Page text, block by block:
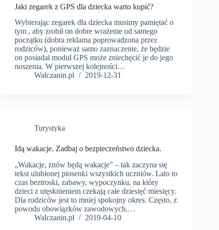
Jaki zegarek z GPS dla dziecka warto kupić?
Wybierając zegarek dla dziecka musimy pamiętać o
tym , aby zrobił on dobre wrażenie od samego
początku (dobra reklama poprowadzona przez
rodziców), ponieważ samo zaznaczenie, że będzie
on posiadał moduł GPS może zniechęcić je do jego
noszenia. W pierwszej kolejności…
Walczanin.pl
2019-12-31
Turystyka
Idą wakacje. Zadbaj o bezpieczeństwo dziecka.
„Wakacje, znów będą wakacje” – tak zaczyna się
tekst ulubionej piosenki wszystkich uczniów. Lato to
czas beztroski, zabawy, wypoczynku, na który
dzieci z utęsknieniem czekają całe dziesięć miesięcy.
Dla rodziców jest to mniej spokojny okres. Często, z
powodu obowiązków zawodowych,…
Walczanin.pl
2019-04-10